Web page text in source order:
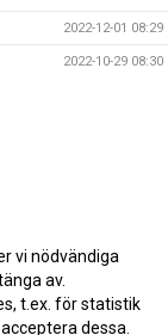
2022-12-01 08:29
2022-10-29 08:30
vi nödvändiga
av.
t.ex. för statistik
dessa.